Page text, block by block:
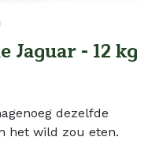
Jaguar - 12 kg
dezelfde
het wild zou eten.